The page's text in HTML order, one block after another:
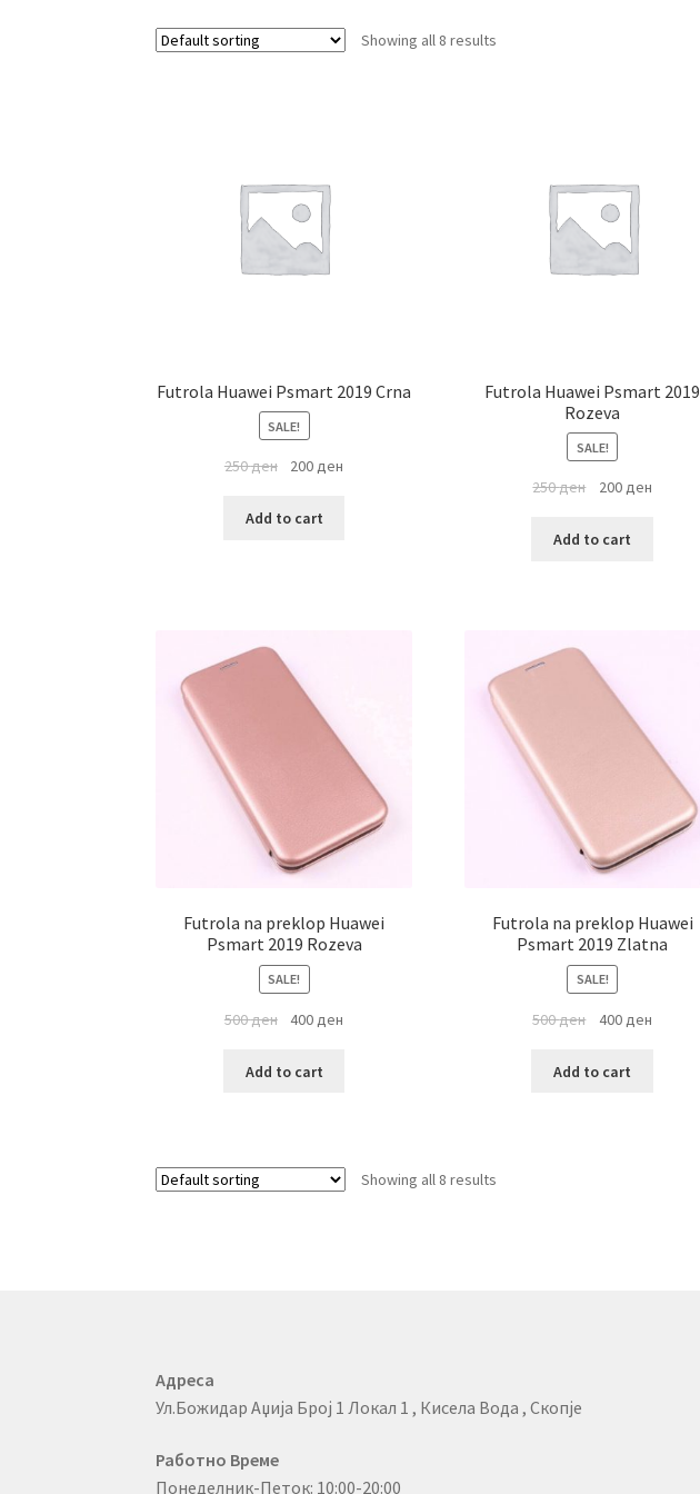
Showing all 8 results
Futrola Huawei Psmart 2019 Crna
SALE!
250ден 200ден
Add to cart
Futrola Huawei Psmart 2019
Rozeva
SALE!
250ден 200ден
Add to cart
Futrola na preklop Huawei
Psmart 2019 Rozeva
SALE!
500ден 400ден
Add to cart
Futrola na preklop Huawei
Psmart 2019 Zlatna
SALE!
500ден 400ден
Add to cart
Showing all 8 results
Адреса
Ул.Божидар Аџија Број 1 Локал 1 , Кисела Вода , Скопје
Работно Време
Понеделник-Петок: 10:00-20:00